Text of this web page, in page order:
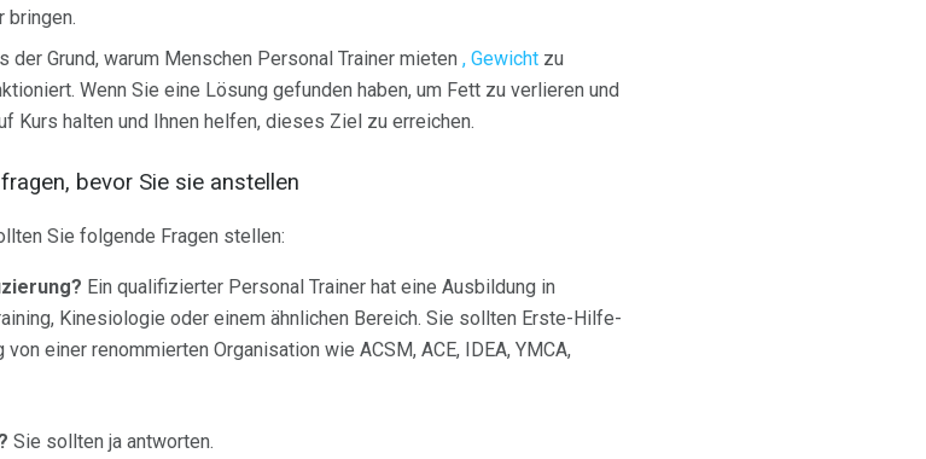
bringen.
der Grund, warum Menschen Personal Trainer mieten , Gewicht zu
Wenn Sie eine Lösung gefunden haben, um Fett zu verlieren und
Kurs halten und Ihnen helfen, dieses Ziel zu erreichen.
bevor Sie sie anstellen
Sie folgende Fragen stellen:
Ein qualifizierter Personal Trainer hat eine Ausbildung in
Kinesiologie oder einem ähnlichen Bereich. Sie sollten Erste-Hilfe-
einer renommierten Organisation wie ACSM, ACE, IDEA, YMCA,
Sie sollten ja antworten.